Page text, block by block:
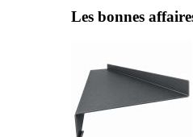
Les bonnes